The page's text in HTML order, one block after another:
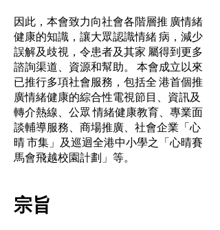
因此，本會致力向社會各階層推 廣情緒
健康的知識，讓大眾認識情緒 病，減少
誤解及歧視，令患者及其家 屬得到更多
諮詢渠道、資源和幫助。 本會成立以來
已推行多項社會服務，包括全 港首個推
廣情緒健康的綜合性電視節目、資訊及
轉介熱線、公眾 情緒健康教育、專業面
談輔導服務、商場推廣、社會企業「心
晴 市集」及巡迴全港中小學之「心晴賽
馬會飛越校園計劃」等。
宗旨